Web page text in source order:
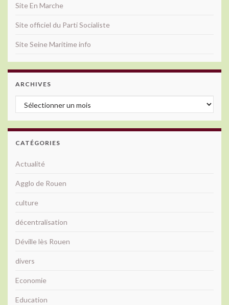
Site En Marche
Site officiel du Parti Socialiste
Site Seine Maritime info
ARCHIVES
Archives
CATÉGORIES
Actualité
Agglo de Rouen
culture
décentralisation
Déville lès Rouen
divers
Economie
Education